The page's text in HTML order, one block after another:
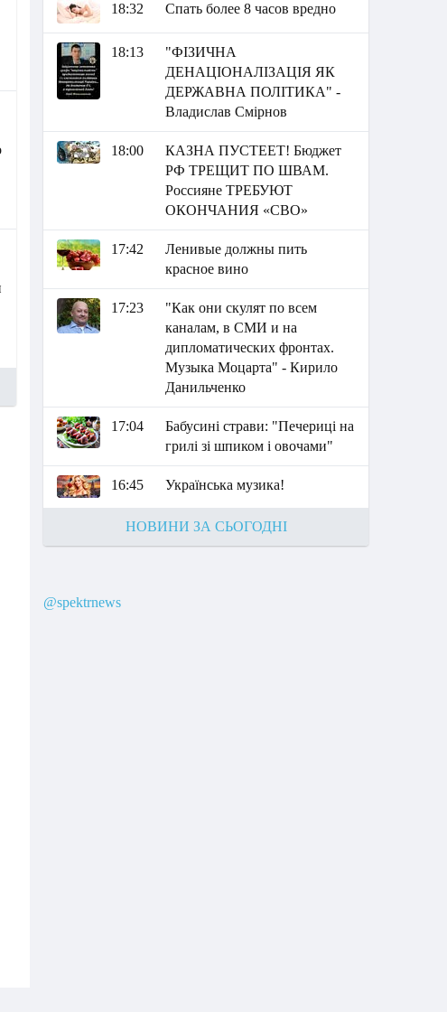
18:32 Спать более 8 часов вредно
18:13
"ФІЗИЧНА
ДЕНАЦІОНАЛІЗАЦІЯ ЯК
ДЕРЖАВНА ПОЛІТИКА" -
Владислав Смірнов
18:00
КАЗНА ПУСТЕЕТ! Бюджет
РФ ТРЕЩИТ ПО ШВАМ.
Россияне ТРЕБУЮТ
ОКОНЧАНИЯ «СВО»
17:42
Ленивые должны пить
красное вино
17:23
"Как они скулят по всем
каналам, в СМИ и на
дипломатических фронтах.
Музыка Моцарта" - Кирило
Данильченко
17:04
Бабусині страви: "Печериці на
грилі зі шпиком і овочами"
16:45 Українська музика!
НОВИНИ ЗА СЬОГОДНІ
@spektrnews